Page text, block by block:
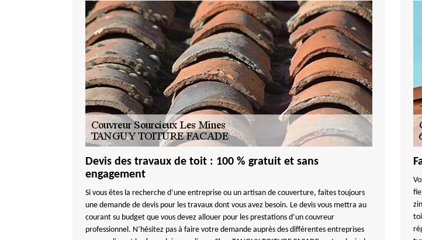
Devis des travaux de toit : 100 % gratuit et sans
engagement
Si vous êtes la recherche d’une entreprise ou un artisan de couverture, faites toujours
une demande de devis pour les travaux dont vous avez besoin. Le devis vous mettra au
courant su budget que vous devez allouer pour les prestations d’un couvreur
professionnel. N’hésitez pas à faire votre demande auprès des différentes entreprises